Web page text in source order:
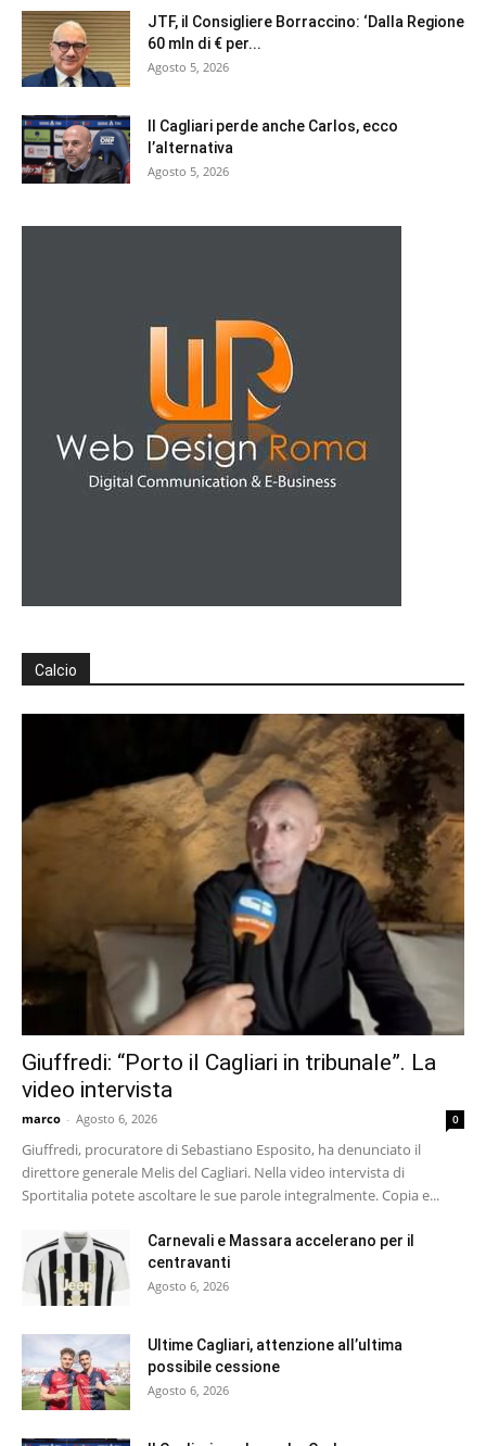
JTF, il Consigliere Borraccino: ‘Dalla Regione
60 mln di € per...
Agosto 5, 2026
Il Cagliari perde anche Carlos, ecco
l’alternativa
Agosto 5, 2026
Calcio
Giuffredi: “Porto il Cagliari in tribunale”. La
video intervista
marco - Agosto 6, 2026 0
Giuffredi, procuratore di Sebastiano Esposito, ha denunciato il
direttore generale Melis del Cagliari. Nella video intervista di
Sportitalia potete ascoltare le sue parole integralmente. Copia e...
Carnevali e Massara accelerano per il
centravanti
Agosto 6, 2026
Ultime Cagliari, attenzione all’ultima
possibile cessione
Agosto 6, 2026